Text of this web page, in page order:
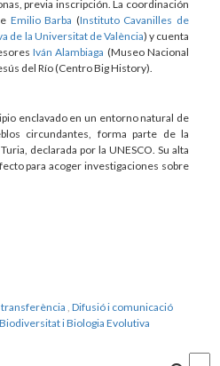
previa inscripción. La coordinación
Emilio Barba (Instituto Cavanilles de
de la Universitat de València) y cuenta
Iván Alambiaga (Museo Nacional
del Río (Centro Big History).
enclavado en un entorno natural de
circundantes, forma parte de la
declarada por la UNESCO. Su alta
para acoger investigaciones sobre
transferència Difusió i comunicació
i Biologia Evolutiva